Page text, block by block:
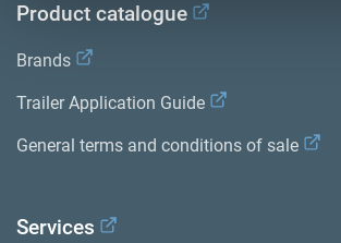
Product catalogue
Brands
Trailer Application Guide
General terms and conditions of sale
Services